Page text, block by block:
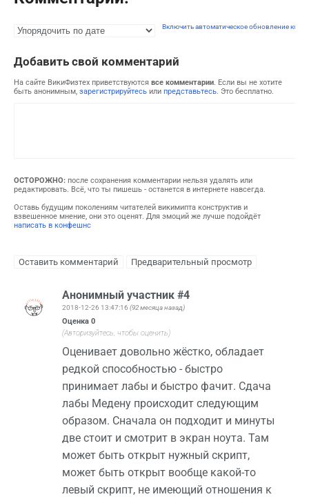
Включить автоматическое обновление
Добавить свой комментарий
На сайте ВикиФизтех приветствуются все комментарии. Если вы не хотите
быть анонимным, зарегистрируйтесь или представьтесь. Это бесплатно.
ОСТОРОЖНО: после сохранения комментарии нельзя удалять или
редактировать. Всё, что ты пишешь - останется в интернете навсегда.
Оставь будущим поколениям читателей викимипта конструктив и
взвешенное мнение, они это оценят. Для эмоций же лучше подойдёт
написать в конфешнс
Анонимный участник #4
2018-12-26 13:47:16 (92 месяца назад)
Оценка 0
(Авторизуйтесь, чтобы оценить)
Оценивает довольно жёстко, обладает
редкой способностью - быстро
принимает лабы и быстро фачит. Сдача
лабы Медену происходит следующим
образом. Сначала он подходит и минуты
две стоит и смотрит в экран ноута. Там
может быть открыт нужный скрипт,
может быть открыт вообще какой-то
левый скрипт, не имеющий отношения к